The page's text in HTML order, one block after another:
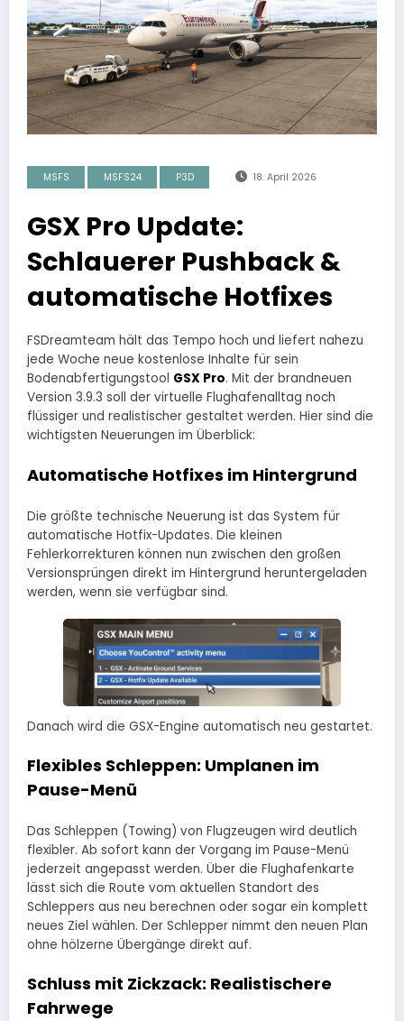
MSFS MSFS24 P3D 18. April 2026
GSX Pro Update:
Schlauerer Pushback &
automatische Hotfixes
FSDreamteam hält das Tempo hoch und liefert nahezu
jede Woche neue kostenlose Inhalte für sein
Bodenabfertigungstool GSX Pro. Mit der brandneuen
Version 3.9.3 soll der virtuelle Flughafenalltag noch
flüssiger und realistischer gestaltet werden. Hier sind die
wichtigsten Neuerungen im Überblick:
Automatische Hotfixes im Hintergrund
Die größte technische Neuerung ist das System für
automatische Hotfix-Updates. Die kleinen
Fehlerkorrekturen können nun zwischen den großen
Versionsprüngen direkt im Hintergrund heruntergeladen
werden, wenn sie verfügbar sind.
Danach wird die GSX-Engine automatisch neu gestartet.
Flexibles Schleppen: Umplanen im
Pause-Menü
Das Schleppen (Towing) von Flugzeugen wird deutlich
flexibler. Ab sofort kann der Vorgang im Pause-Menü
jederzeit angepasst werden. Über die Flughafenkarte
lässt sich die Route vom aktuellen Standort des
Schleppers aus neu berechnen oder sogar ein komplett
neues Ziel wählen. Der Schlepper nimmt den neuen Plan
ohne hölzerne Übergänge direkt auf.
Schluss mit Zickzack: Realistischere
Fahrwege